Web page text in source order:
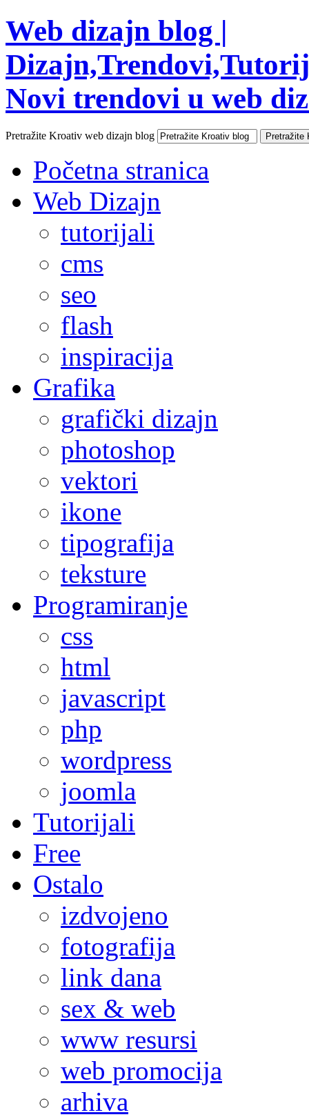
Web dizajn blog |
Novi trendovi u web
Pretražite Kroativ web dizajn blog
Početna stranica
Web Dizajn
tutorijali
cms
seo
flash
inspiracija
Grafika
grafički dizajn
photoshop
vektori
ikone
tipografija
teksture
Programiranje
css
html
javascript
php
wordpress
joomla
Tutorijali
Free
Ostalo
izdvojeno
fotografija
link dana
sex & web
www resursi
web promocija
arhiva